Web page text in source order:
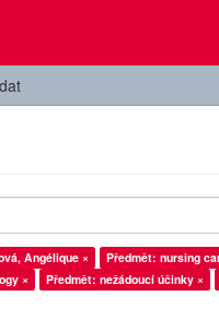
Angélique × Předmět: nursing
× Předmět: nežádoucí účinky ×